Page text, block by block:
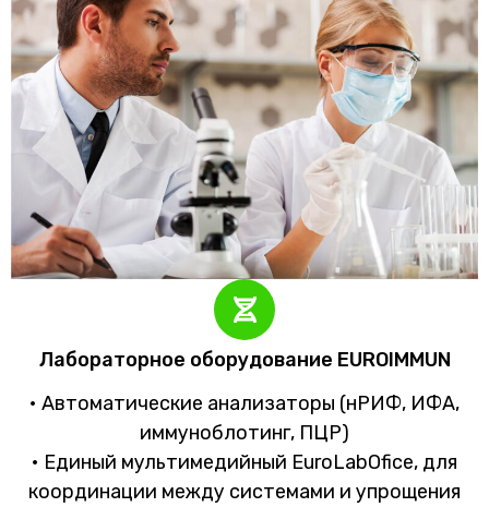
Лабораторное оборудование EUROIMMUN
• Автоматические анализаторы (нРИФ, ИФА,
иммуноблотинг, ПЦР)
• Единый мультимедийный EuroLabOfice, для
координации между системами и упрощения